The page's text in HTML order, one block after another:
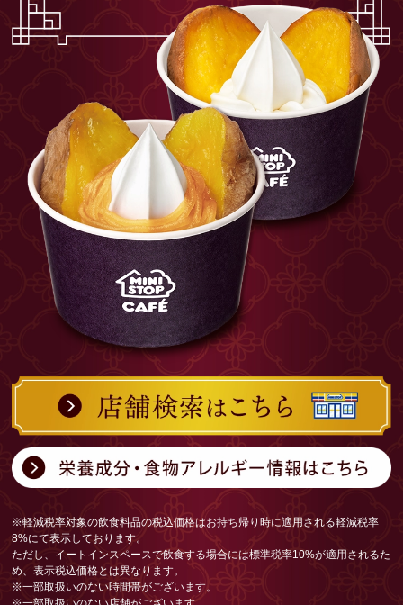
※軽減税率対象の飲食料品の税込価格はお持ち帰り時に適用される軽減税率
8%にて表示しております。
ただし、イートインスペースで飲食する場合には標準税率10%が適用されるた
め、表示税込価格とは異なります。
※一部取扱いのない時間帯がございます。